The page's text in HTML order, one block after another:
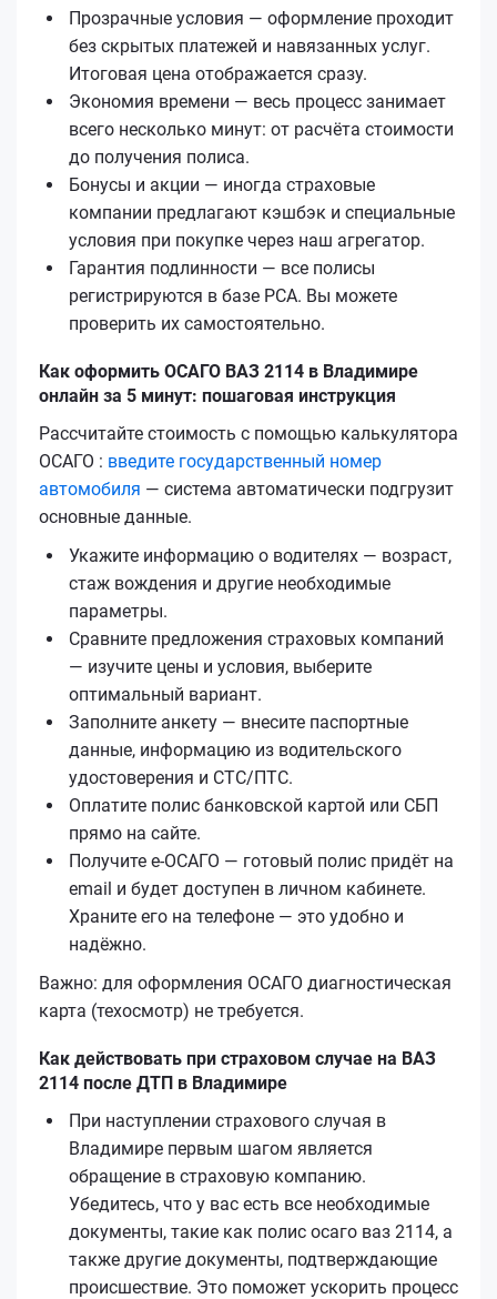
Прозрачные условия — оформление проходит
без скрытых платежей и навязанных услуг.
Итоговая цена отображается сразу.
Экономия времени — весь процесс занимает
всего несколько минут: от расчёта стоимости
до получения полиса.
Бонусы и акции — иногда страховые
компании предлагают кэшбэк и специальные
условия при покупке через наш агрегатор.
Гарантия подлинности — все полисы
регистрируются в базе РСА. Вы можете
проверить их самостоятельно.
Как оформить ОСАГО ВАЗ 2114 в Владимире
онлайн за 5 минут: пошаговая инструкция
Рассчитайте стоимость с помощью калькулятора
ОСАГО : введите государственный номер
автомобиля — система автоматически подгрузит
основные данные.
Укажите информацию о водителях — возраст,
стаж вождения и другие необходимые
параметры.
Сравните предложения страховых компаний
— изучите цены и условия, выберите
оптимальный вариант.
Заполните анкету — внесите паспортные
данные, информацию из водительского
удостоверения и СТС/ПТС.
Оплатите полис банковской картой или СБП
прямо на сайте.
Получите е‑ОСАГО — готовый полис придёт на
email и будет доступен в личном кабинете.
Храните его на телефоне — это удобно и
надёжно.
Важно: для оформления ОСАГО диагностическая
карта (техосмотр) не требуется.
Как действовать при страховом случае на ВАЗ
2114 после ДТП в Владимире
При наступлении страхового случая в
Владимире первым шагом является
обращение в страховую компанию.
Убедитесь, что у вас есть все необходимые
документы, такие как полис осаго ваз 2114, а
также другие документы, подтверждающие
происшествие. Это поможет ускорить процесс